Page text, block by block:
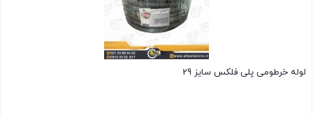
لوله خرطومی پلی فلکس سایز 29